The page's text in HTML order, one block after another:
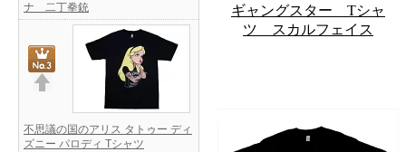
ナ 二丁拳銃
不思議の国のアリス タトゥー ディ
ズニー パロディ Tシャツ
ギャングスター Tシャ
ツ スカルフェイス